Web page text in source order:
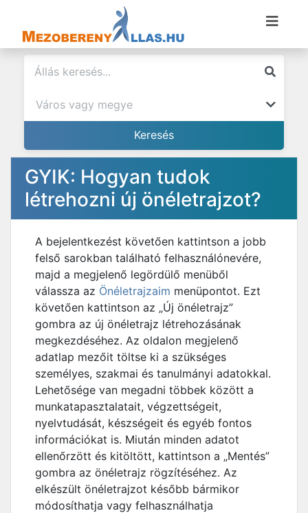
GYIK: Hogyan tudok
létrehozni új önéletrajzot?
A bejelentkezést követően kattintson a jobb
felső sarokban található felhasználónevére,
majd a megjelenő legördülő menüből
válassza az Önéletrajzaim menüpontot. Ezt
követően kattintson az „Új önéletrajz”
gombra az új önéletrajz létrehozásának
megkezdéséhez. Az oldalon megjelenő
adatlap mezőit töltse ki a szükséges
személyes, szakmai és tanulmányi adatokkal.
Lehetősége van megadni többek között a
munkatapasztalatait, végzettségeit,
nyelvtudását, készségeit és egyéb fontos
információkat is. Miután minden adatot
ellenőrzött és kitöltött, kattintson a „Mentés”
gombra az önéletrajz rögzítéséhez. Az
elkészült önéletrajzot később bármikor
módosíthatja vagy felhasználhatja